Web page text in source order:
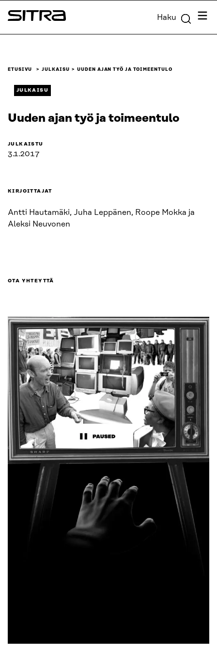
Siirry
suoraan
Sitra Haku
ETUSIVU JULKAISU UUDEN AJAN TYÖ JA TOIMEENTULO
JULKAISU
Uuden ajan työ ja toimeentulo
JULKAISTU
3.1.2017
KIRJOITTAJAT
Antti Hautamäki, Juha Leppänen, Roope Mokka ja
Aleksi Neuvonen
OTA YHTEYTTÄ